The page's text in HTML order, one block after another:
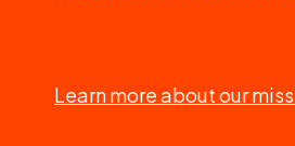
Learn more about our